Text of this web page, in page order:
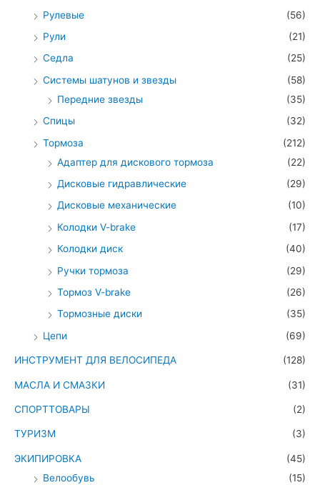
Рулевые
(56)
Рули
(21)
Седла
(25)
Системы шатунов и звезды
(58)
Передние звезды
(35)
Спицы
(32)
Тормоза
(212)
Адаптер для дискового тормоза
(22)
Дисковые гидравлические
(29)
Дисковые механические
(10)
Колодки V-brake
(17)
Колодки диск
(40)
Ручки тормоза
(29)
Тормоз V-brake
(26)
Тормозные диски
(35)
Цепи
(69)
ИНСТРУМЕНТ ДЛЯ ВЕЛОСИПЕДА (128)
МАСЛА И СМАЗКИ (31)
СПОРТТОВАРЫ (2)
ТУРИЗМ (3)
ЭКИПИРОВКА
(45)
Велообувь
(15)